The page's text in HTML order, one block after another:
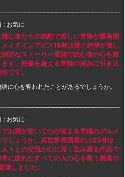
: お気に
む者たちの残酷で美しい冒険が最高潮
イドインアビス15巻は愛と絶望が激し
倒的なストーリー展開で読む者の心を激
ます。想像を超える冒険の深みに引き込
です。
に心を奪われたことがあるでしょうか。
: お気に
お腹が空いて心が温まる究極のグルメ
しょうか。異世界居酒屋のぶ22巻は
々との交流が心に深く染み渡る作品で
に疲れたすべての人の心を救う最高の
場しました。